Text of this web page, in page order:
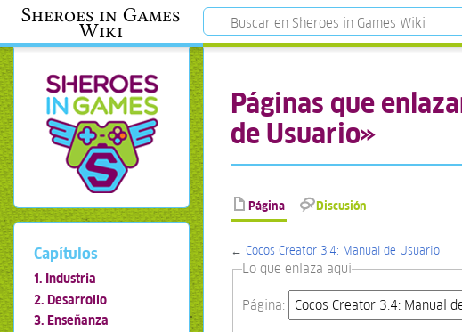
Sheroes in Games
Wiki
Páginas que
de Usuario»
Página Discusión
←Cocos Creator 3.4: Manual de Usuario
Lo que enlaza aquí
Página:
Capítulos
1. Industria
2. Desarrollo
3. Enseñanza